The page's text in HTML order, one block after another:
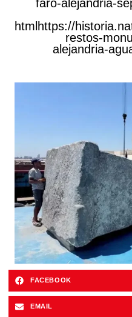
faro-alejandria-
htmlhttps://
restos-
alejandria-
FACEBOOK
EMAIL